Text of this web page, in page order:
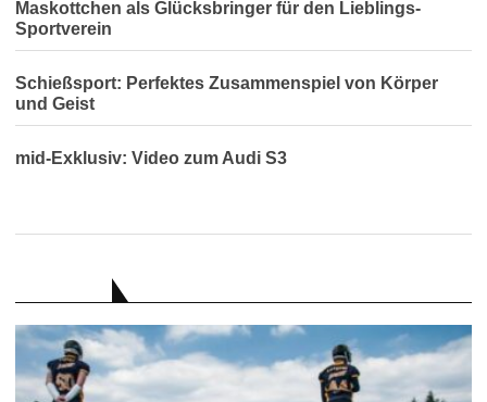
Maskottchen als Glücksbringer für den Lieblings-
Sportverein
Schießsport: Perfektes Zusammenspiel von Körper
und Geist
mid-Exklusiv: Video zum Audi S3